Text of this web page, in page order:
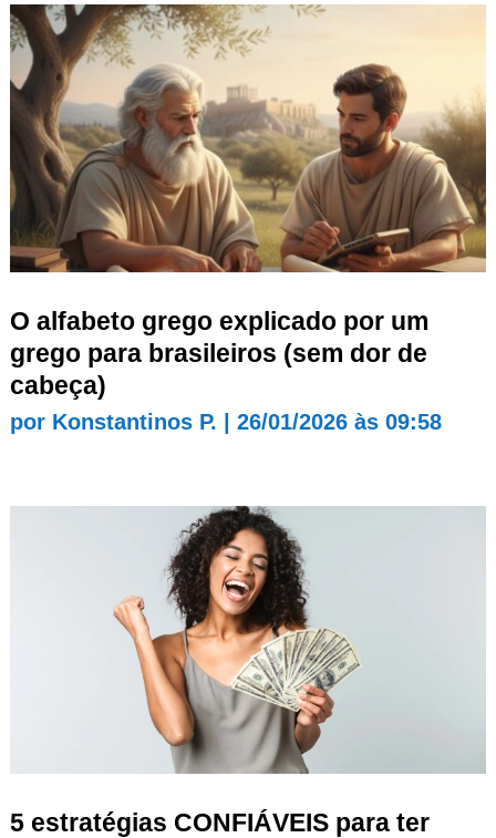
O alfabeto grego explicado por um
grego para brasileiros (sem dor de
cabeça)
por Konstantinos P. 26/01/2026 às 09:58
5 estratégias CONFIÁVEIS para ter